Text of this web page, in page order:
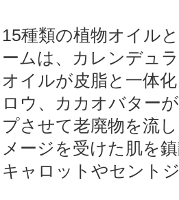
15種類の植物オイル
ームは、カレンデュ
オイルが皮脂と一体
ロウ、カカオバター
プさせて老廃物を流
メージを受けた肌を
キャロットやセント